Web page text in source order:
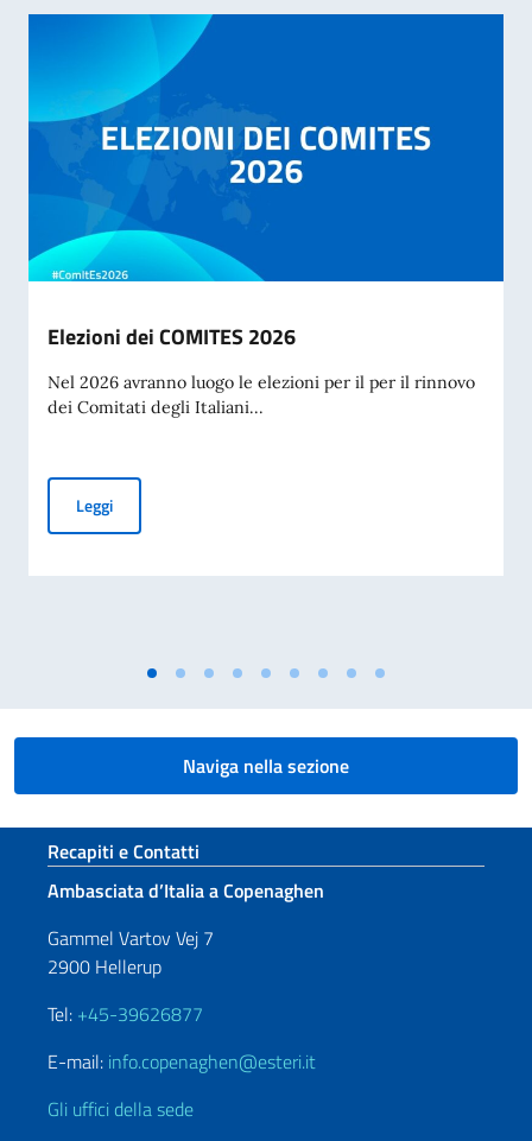
Elezioni dei COMITES 2026
Nel 2026 avranno luogo le elezioni per il per il rinnovo
dei Comitati degli Italiani...
LeggiElezioni dei COMITES 2026
Naviga nella sezione
Sezione footer
Recapiti e Contatti
Ambasciata d’Italia a Copenaghen
Gammel Vartov Vej 7
2900 Hellerup
Tel: +45-39626877
E-mail: info.copenaghen@esteri.it
Gli uffici della sede